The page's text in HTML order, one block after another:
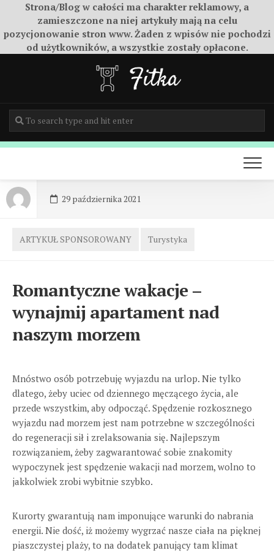
Strona/Blog w całości ma charakter reklamowy, a
zamieszczone na niej artykuły mają na celu
pozycjonowanie stron www. Żaden z wpisów nie pochodzi
od użytkowników, a wszystkie zostały opłacone.
29 października 2021
ARTYKUŁ SPONSOROWANY Turystyka
Romantyczne wakacje –
wynajmij apartament nad
naszym morzem
Mnóstwo osób potrzebuję wyjazdu na urlop. Nie tylko
dlatego, żeby uciec od dziennego męczącego życia, ale
przede wszystkim, aby odpocząć. Spędzenie rozkosznego
wyjazdu nad morzem jest nam potrzebne w szczególności
do regeneracji sił i zrelaksowania się. Najlepszym
rozwiązaniem, żeby zagwarantować sobie znakomity
wypoczynek jest spędzenie wakacji nad morzem, wolno to
jakkolwiek zrobi wybitnie szybko.
Kurorty gwarantują nam imponujące warunki do nabrania
energii. Nie dość, iż możemy wygrzać nasze ciała na pięknej
piaszczystej plaży, to na dodatek panujący tam klimat